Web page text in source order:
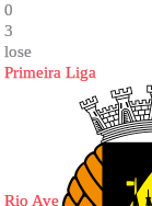
0
3
lose
Primeira Liga
Rio Ave